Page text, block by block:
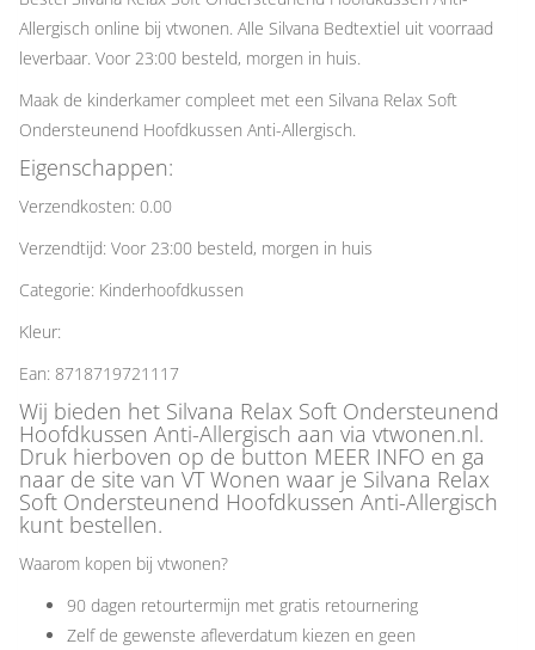
Allergisch online bij vtwonen. Alle Silvana Bedtextiel uit voorraad
leverbaar. Voor 23:00 besteld, morgen in huis.
Maak de kinderkamer compleet met een Silvana Relax Soft
Ondersteunend Hoofdkussen Anti-Allergisch.
Eigenschappen:
Verzendkosten: 0.00
Verzendtijd: Voor 23:00 besteld, morgen in huis
Categorie: Kinderhoofdkussen
Kleur:
Ean: 8718719721117
Wij bieden het Silvana Relax Soft Ondersteunend
Hoofdkussen Anti-Allergisch aan via vtwonen.nl.
Druk hierboven op de button MEER INFO en ga
naar de site van VT Wonen waar je Silvana Relax
Soft Ondersteunend Hoofdkussen Anti-Allergisch
kunt bestellen.
Waarom kopen bij vtwonen?
90 dagen retourtermijn met gratis retournering
Zelf de gewenste afleverdatum kiezen en geen